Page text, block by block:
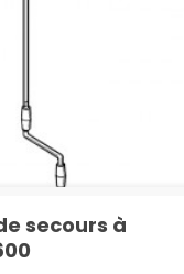
secours à